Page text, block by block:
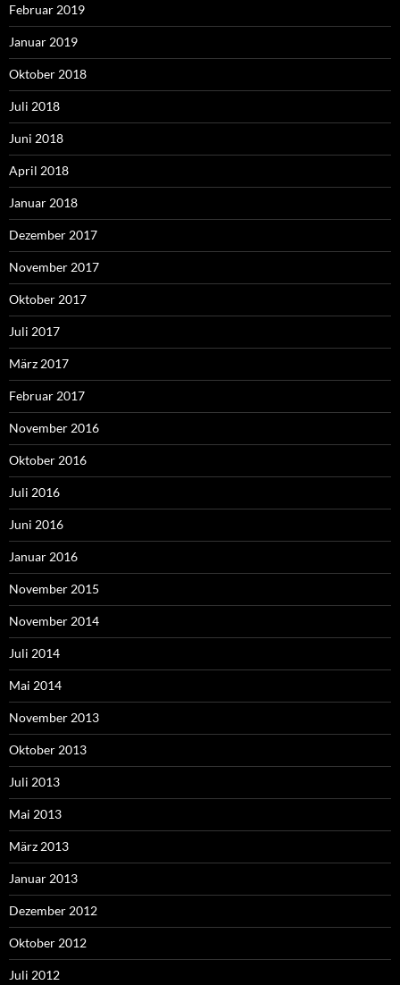
Februar 2019
Januar 2019
Oktober 2018
Juli 2018
Juni 2018
April 2018
Januar 2018
Dezember 2017
November 2017
Oktober 2017
Juli 2017
März 2017
Februar 2017
November 2016
Oktober 2016
Juli 2016
Juni 2016
Januar 2016
November 2015
November 2014
Juli 2014
Mai 2014
November 2013
Oktober 2013
Juli 2013
Mai 2013
März 2013
Januar 2013
Dezember 2012
Oktober 2012
Juli 2012